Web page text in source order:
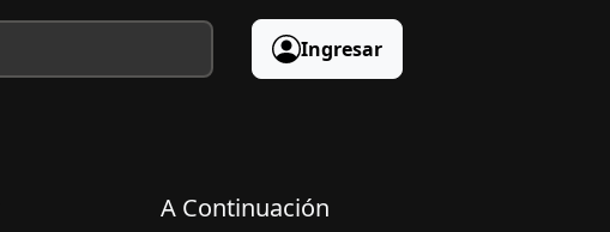
Ingresar
A Continuación